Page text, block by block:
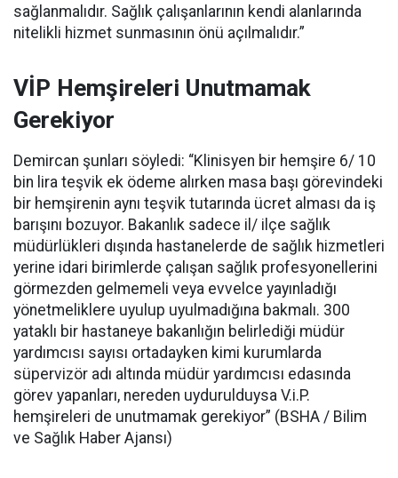
sağlanmalıdır. Sağlık çalışanlarının kendi alanlarında
nitelikli hizmet sunmasının önü açılmalıdır.”
VİP Hemşireleri Unutmamak
Gerekiyor
Demircan şunları söyledi: “Klinisyen bir hemşire 6/ 10
bin lira teşvik ek ödeme alırken masa başı görevindeki
bir hemşirenin aynı teşvik tutarında ücret alması da iş
barışını bozuyor. Bakanlık sadece il/ ilçe sağlık
müdürlükleri dışında hastanelerde de sağlık hizmetleri
yerine idari birimlerde çalışan sağlık profesyonellerini
görmezden gelmemeli veya evvelce yayınladığı
yönetmeliklere uyulup uyulmadığına bakmalı. 300
yataklı bir hastaneye bakanlığın belirlediği müdür
yardımcısı sayısı ortadayken kimi kurumlarda
süpervizör adı altında müdür yardımcısı edasında
görev yapanları, nereden uydurulduysa V.i.P.
hemşireleri de unutmamak gerekiyor” (BSHA / Bilim
ve Sağlık Haber Ajansı)